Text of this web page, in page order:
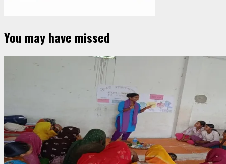
You may have missed